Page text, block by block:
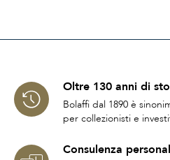
Oltre 130 anni di
Bolaffi dal 1890 è
per collezionisti e
Consulenza